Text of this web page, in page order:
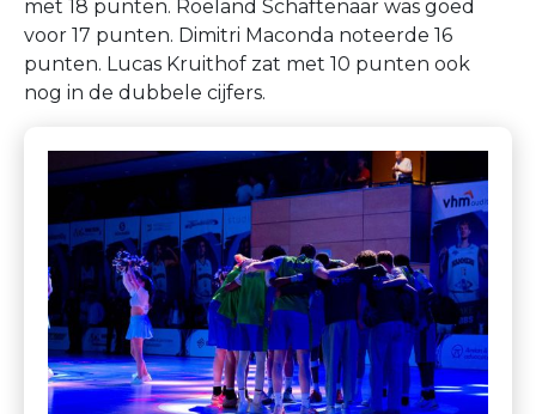
met 18 punten. Roeland Schaftenaar was goed
voor 17 punten. Dimitri Maconda noteerde 16
punten. Lucas Kruithof zat met 10 punten ook
nog in de dubbele cijfers.